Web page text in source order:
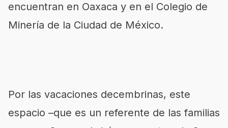
encuentran en Oaxaca y en el Colegio de
Minería de la Ciudad de México.
Por las vacaciones decembrinas, este
espacio –que es un referente de las familias